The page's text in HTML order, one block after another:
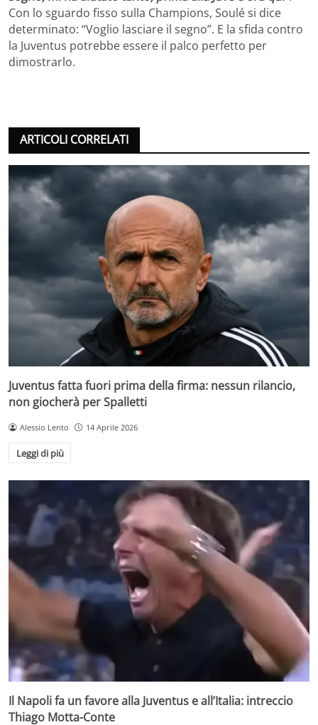
Con lo sguardo fisso sulla Champions, Soulé si dice
determinato: “Voglio lasciare il segno”. E la sfida contro
la Juventus potrebbe essere il palco perfetto per
dimostrarlo.
ARTICOLI CORRELATI
Juventus fatta fuori prima della firma: nessun rilancio,
non giocherà per Spalletti
Alessio Lento 14 Aprile 2026
Leggi di più
Il Napoli fa un favore alla Juventus e all’Italia: intreccio
Thiago Motta-Conte